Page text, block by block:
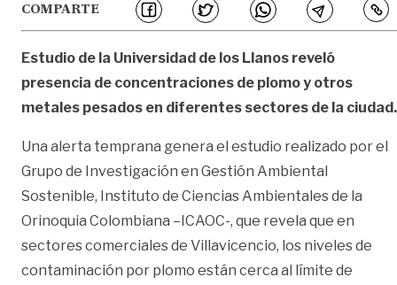
COMPARTE
Estudio de la Universidad de los Llanos reveló
presencia de concentraciones de plomo y otros
metales pesados en diferentes sectores de la ciudad.
Una alerta temprana genera el estudio realizado por el
Grupo de Investigación en Gestión Ambiental
Sostenible, Instituto de Ciencias Ambientales de la
Orinoquia Colombiana –ICAOC-, que revela que en
sectores comerciales de Villavicencio, los niveles de
contaminación por plomo están cerca al límite de